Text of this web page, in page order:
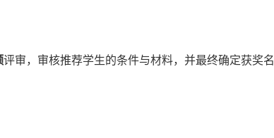
评审，审核推荐学生的条件与材料，并最终确定获奖名